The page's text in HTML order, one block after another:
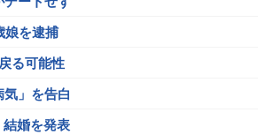
娘を逮捕
る可能性
」を告白
結婚を発表